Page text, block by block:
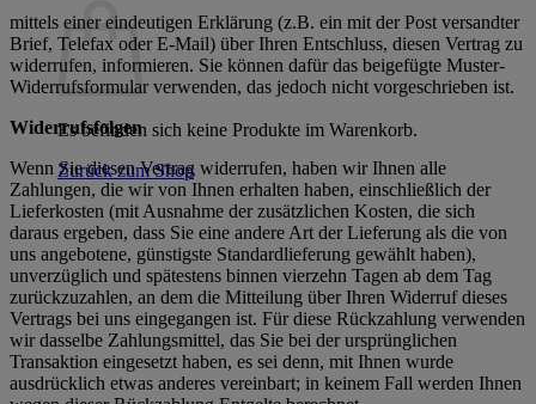
Es befinden sich keine Produkte im Warenkorb.
Zurück zum Shop
mittels einer eindeutigen Erklärung (z.B. ein mit der Post versandter
Brief, Telefax oder E-Mail) über Ihren Entschluss, diesen Vertrag zu
widerrufen, informieren. Sie können dafür das beigefügte Muster-
Widerrufsformular verwenden, das jedoch nicht vorgeschrieben ist.
Widerrufsfolgen
Wenn Sie diesen Vertrag widerrufen, haben wir Ihnen alle
Zahlungen, die wir von Ihnen erhalten haben, einschließlich der
Lieferkosten (mit Ausnahme der zusätzlichen Kosten, die sich
daraus ergeben, dass Sie eine andere Art der Lieferung als die von
uns angebotene, günstigste Standardlieferung gewählt haben),
unverzüglich und spätestens binnen vierzehn Tagen ab dem Tag
zurückzuzahlen, an dem die Mitteilung über Ihren Widerruf dieses
Vertrags bei uns eingegangen ist. Für diese Rückzahlung verwenden
wir dasselbe Zahlungsmittel, das Sie bei der ursprünglichen
Transaktion eingesetzt haben, es sei denn, mit Ihnen wurde
ausdrücklich etwas anderes vereinbart; in keinem Fall werden Ihnen